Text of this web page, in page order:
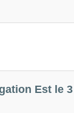
Est le